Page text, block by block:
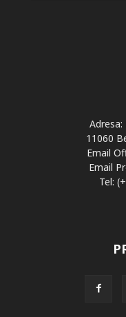
11060
Email
Email
Tel: